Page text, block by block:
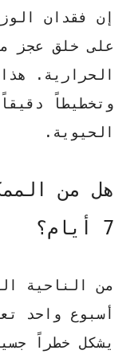
إن فقدان
على خلق عجز
الحرارية.
وتخطيطاً
الحيوية.
7 أيام؟
أسبوع واحد
يشكل خطراً